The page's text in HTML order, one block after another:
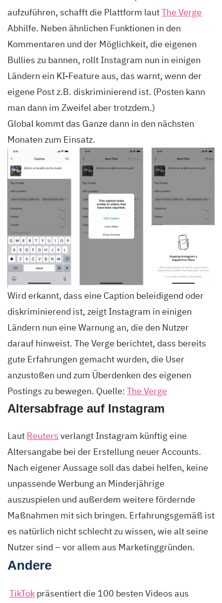
aufzuführen, schafft die Plattform lautThe Verge
Abhilfe. Neben ähnlichen Funktionen in den
Kommentaren und der Möglichkeit, die eigenen
Bullies zu bannen, rollt Instagram nun in einigen
Ländern ein KI-Feature aus, das warnt, wenn der
eigene Post z.B. diskriminierend ist. (Posten kann
man dann im Zweifel aber trotzdem.)
Global kommt das Ganze dann in den nächsten
Monaten zum Einsatz.
Wird erkannt, dass eine Caption beleidigend oder
diskriminierend ist, zeigt Instagram in einigen
Ländern nun eine Warnung an, die den Nutzer
darauf hinweist. The Verge berichtet, dass bereits
gute Erfahrungen gemacht wurden, die User
anzustoßen und zum Überdenken des eigenen
Postings zu bewegen. Quelle: The Verge
Altersabfrage auf Instagram
Laut Reuters verlangt Instagram künftig eine
Altersangabe bei der Erstellung neuer Accounts.
Nach eigener Aussage soll das dabei helfen, keine
unpassende Werbung an Minderjährige
auszuspielen und außerdem weitere fördernde
Maßnahmen mit sich bringen. Erfahrungsgemäß ist
es natürlich nicht schlecht zu wissen, wie alt seine
Nutzer sind – vor allem aus Marketinggründen.
Andere
TikTok präsentiert die 100 besten Videos aus